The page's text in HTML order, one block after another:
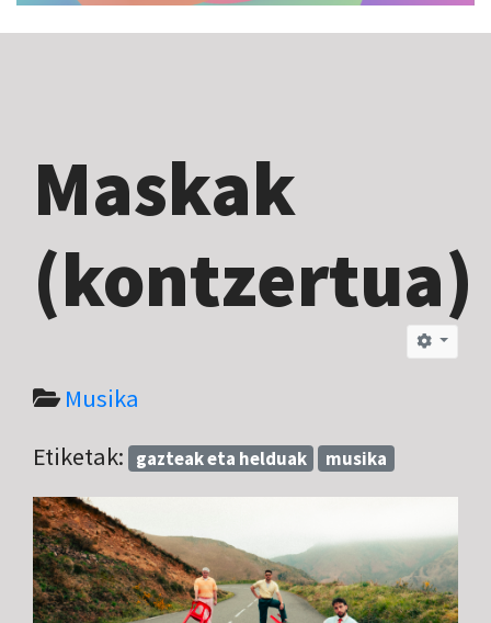
Maskak
(kontzertua)
Musika
Etiketak: gazteak eta helduak musika